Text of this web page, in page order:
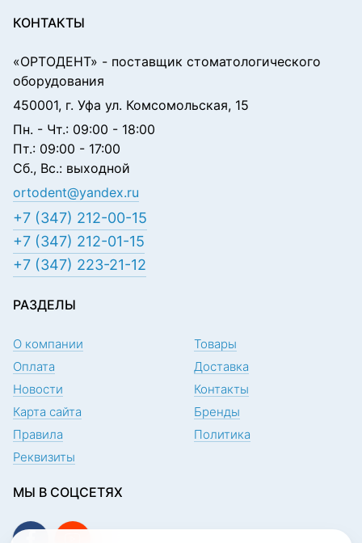
КОНТАКТЫ
«ОРТОДЕНТ» - поставщик стоматологического
оборудования
450001, г. Уфа ул. Комсомольская, 15
Пн. - Чт.: 09:00 - 18:00
Пт.: 09:00 - 17:00
Сб., Вс.: выходной
ortodent@yandex.ru
+7 (347) 212-00-15
+7 (347) 212-01-15
+7 (347) 223-21-12
РАЗДЕЛЫ
О компании
Товары
Оплата
Доставка
Новости
Контакты
Карта сайта
Бренды
Правила
Политика
Реквизиты
МЫ В СОЦСЕТЯХ